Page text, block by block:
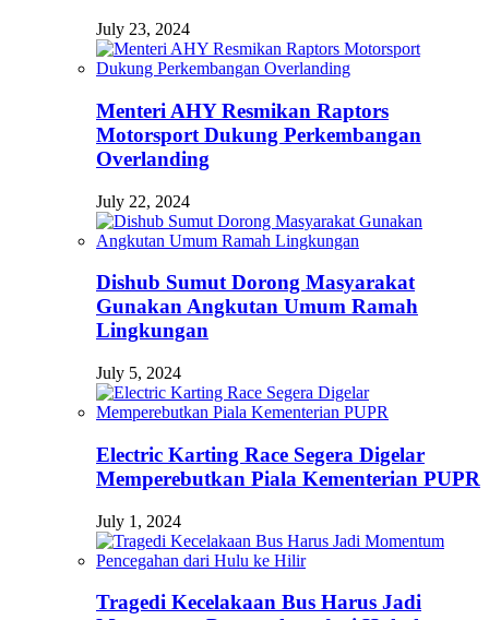
July 23, 2024
Menteri AHY Resmikan Raptors
Motorsport Dukung Perkembangan
Overlanding
July 22, 2024
Dishub Sumut Dorong Masyarakat
Gunakan Angkutan Umum Ramah
Lingkungan
July 5, 2024
Electric Karting Race Segera Digelar
Memperebutkan Piala Kementerian PUPR
July 1, 2024
Tragedi Kecelakaan Bus Harus Jadi